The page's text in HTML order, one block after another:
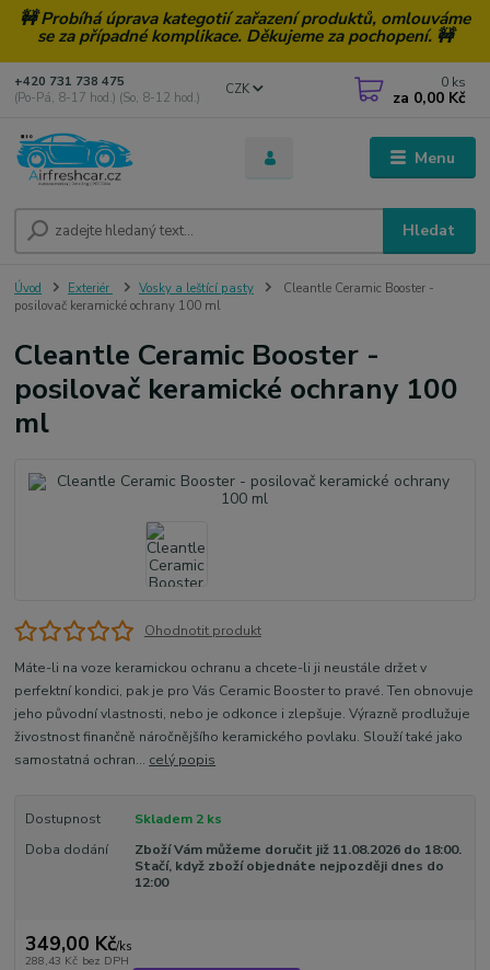
🚧 Probíhá úprava kategotií zařazení produktů, omlouváme
se za případné komplikace. Děkujeme za pochopení. 🚧
Menu
CZK
Hledat
+420 731 738 475
(Po-Pá, 8-17 hod.) (So, 8-12 hod.)
0 ks
za 0,00 Kč
Úvod Exteriér Vosky a leštící pasty
Cleantle Ceramic Booster -
posilovač keramické ochrany 100 ml
Cleantle Ceramic Booster -
posilovač keramické ochrany 100
ml
Ohodnotit produkt
Máte-li na voze keramickou ochranu a chcete-li ji neustále držet v
perfektní kondici, pak je pro Vás Ceramic Booster to pravé. Ten obnovuje
jeho původní vlastnosti, nebo je odkonce i zlepšuje. Výrazně prodlužuje
živostnost finančně náročnějšího keramického povlaku. Slouží také jako
samostatná ochran... celý popis
Dostupnost
Skladem 2 ks
Doba dodání
Zboží Vám můžeme doručit již 11.08.2026 do 18:00.
Stačí, když zboží objednáte nejpozději dnes do
12:00
349,00 Kč/ks
288,43 Kč bez DPH